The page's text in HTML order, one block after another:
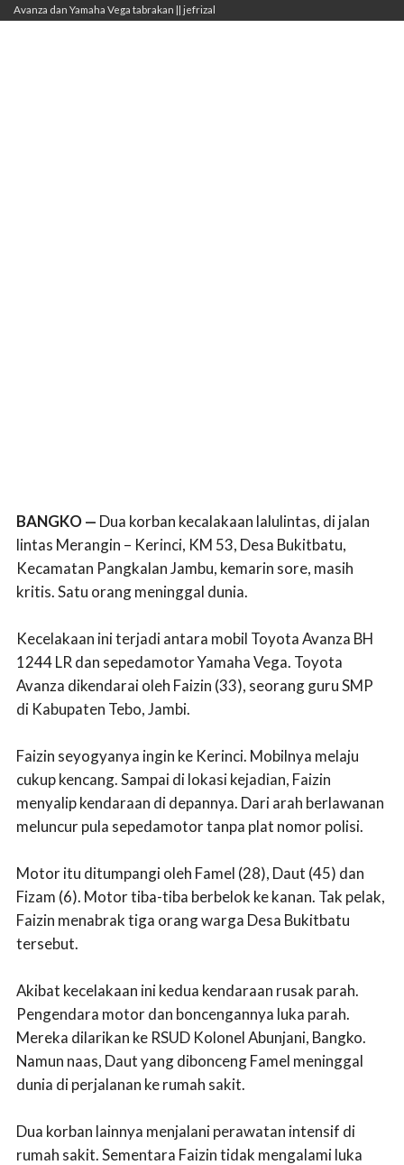
Avanza dan Yamaha Vega tabrakan || jefrizal
BANGKO — Dua korban kecalakaan lalulintas, di jalan
lintas Merangin – Kerinci, KM 53, Desa Bukitbatu,
Kecamatan Pangkalan Jambu, kemarin sore, masih
kritis. Satu orang meninggal dunia.
Kecelakaan ini terjadi antara mobil Toyota Avanza BH
1244 LR dan sepedamotor Yamaha Vega. Toyota
Avanza dikendarai oleh Faizin (33), seorang guru SMP
di Kabupaten Tebo, Jambi.
Faizin seyogyanya ingin ke Kerinci. Mobilnya melaju
cukup kencang. Sampai di lokasi kejadian, Faizin
menyalip kendaraan di depannya. Dari arah berlawanan
meluncur pula sepedamotor tanpa plat nomor polisi.
Motor itu ditumpangi oleh Famel (28), Daut (45) dan
Fizam (6). Motor tiba-tiba berbelok ke kanan. Tak pelak,
Faizin menabrak tiga orang warga Desa Bukitbatu
tersebut.
Akibat kecelakaan ini kedua kendaraan rusak parah.
Pengendara motor dan boncengannya luka parah.
Mereka dilarikan ke RSUD Kolonel Abunjani, Bangko.
Namun naas, Daut yang dibonceng Famel meninggal
dunia di perjalanan ke rumah sakit.
Dua korban lainnya menjalani perawatan intensif di
rumah sakit. Sementara Faizin tidak mengalami luka